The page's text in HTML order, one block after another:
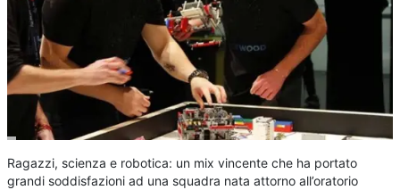
Ragazzi, scienza e robotica: un mix vincente che ha portato
grandi soddisfazioni ad una squadra nata attorno all’oratorio